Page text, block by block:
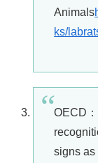
Animals
ks/
OECD
signs as